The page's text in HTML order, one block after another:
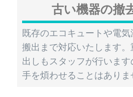
古い機器の撤
既存のエコキュートや電
搬出まで対応いたします
出しもスタッフが行いま
手を煩わせることはありま